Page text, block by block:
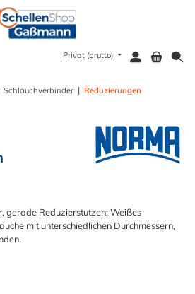
Privat (brutto)
Schlauchverbinder | Reduzierungen